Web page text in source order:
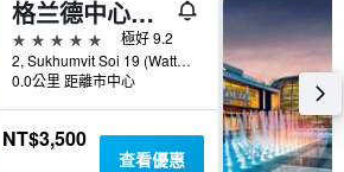
格兰德中心点酒店 Terminal 21
5星級
極好 9.2
2, Sukhumvit Soi 19 (Wattana), 曼谷, 泰國
0.0公里 距離市中心
NT$3,500
查看優惠